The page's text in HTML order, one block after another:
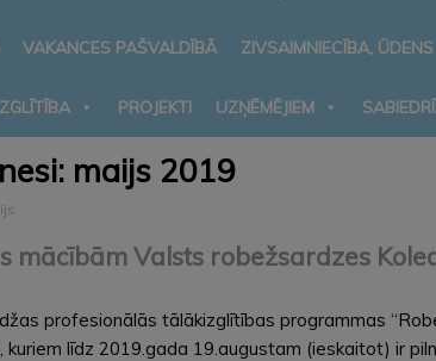
VAKANCES PAŠVALDĪBĀ ZIVSAIMNIECĪBA,
PROJEKTI UZŅĒMĒJIEM
maijs 2019
mācībām Valsts robežsardzes
profesionālās tālākizglītības programmas
kuriem līdz 2019.gada 19.augustam (ieskaitot) ir